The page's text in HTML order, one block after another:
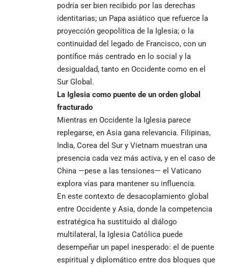
podría ser bien recibido por las derechas
identitarias; un Papa asiático que refuerce la
proyección geopolítica de la Iglesia; o la
continuidad del legado de Francisco, con un
pontífice más centrado en lo social y la
desigualdad, tanto en Occidente como en el
Sur Global.
La Iglesia como puente de un orden global
fracturado
Mientras en Occidente la Iglesia parece
replegarse, en Asia gana relevancia. Filipinas,
India, Corea del Sur y Vietnam muestran una
presencia cada vez más activa, y en el caso de
China —pese a las tensiones— el Vaticano
explora vías para mantener su influencia.
En este contexto de desacoplamiento global
entre Occidente y Asia, donde la competencia
estratégica ha sustituido al diálogo
multilateral, la Iglesia Católica puede
desempeñar un papel inesperado: el de puente
espiritual y diplomático entre dos bloques que